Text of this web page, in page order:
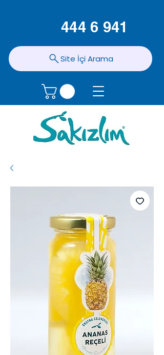
444 6 941
Site İçi Arama